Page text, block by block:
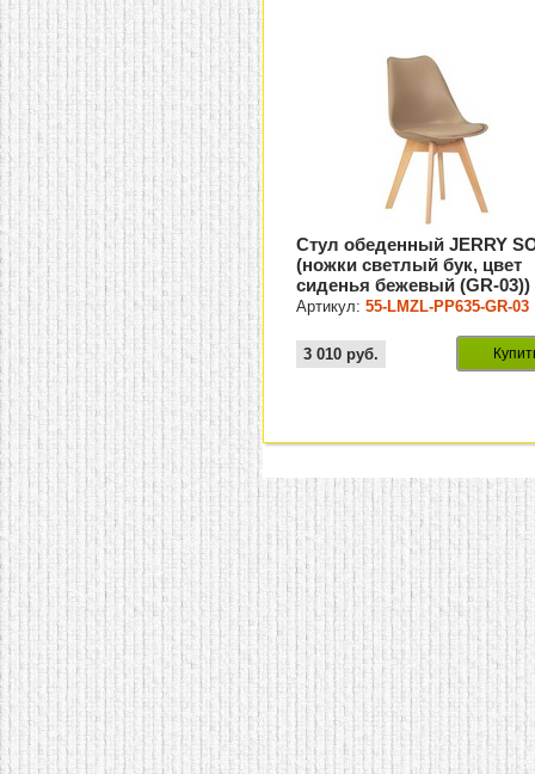
Стул обеденный JERRY
(ножки светлый бук, цвет
сиденья бежевый (GR-03))
Артикул:55-LMZL-PP635-GR-03
3 010 руб.